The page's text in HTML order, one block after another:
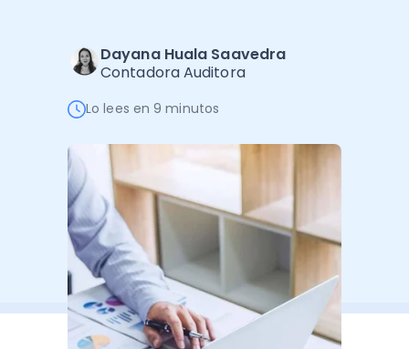
Ver todo
Ver Todo
Dayana Huala Saavedra
Contadora Auditora
Lo lees en 9 minutos